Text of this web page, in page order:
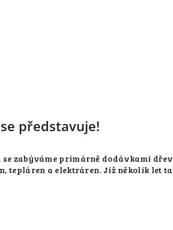
představuje!
se zabýváme primárně dodávkami
tepláren a elektráren. Již několik let